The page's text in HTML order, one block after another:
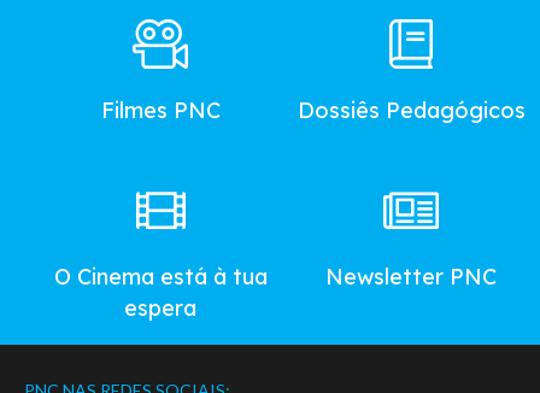
Filmes PNC Dossiês Pedagógicos
O Cinema está à tua
espera
Newsletter PNC